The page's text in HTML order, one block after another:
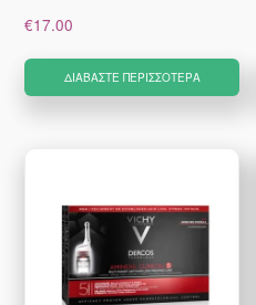
€17.00
ΔΙΑΒΆΣΤΕ ΠΕΡΙΣΣΌΤΕΡΑ